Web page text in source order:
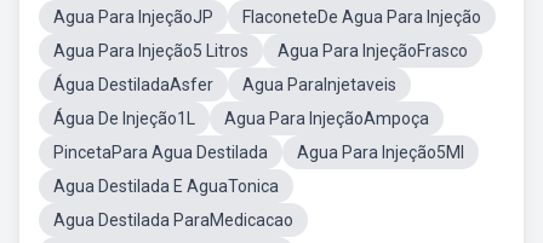
Agua Para InjeçãoJP
FlaconeteDe Agua Para Injeção
Agua Para Injeção5 Litros
Agua Para InjeçãoFrasco
Água DestiladaAsfer
Agua ParaInjetaveis
Água De Injeção1L
Agua Para InjeçãoAmpoça
PincetaPara Agua Destilada
Agua Para Injeção5Ml
Agua Destilada E AguaTonica
Agua Destilada ParaMedicacao